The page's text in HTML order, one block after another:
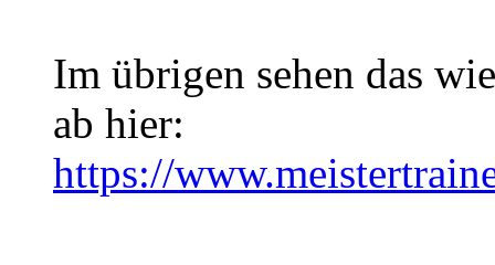
Im übrigen sehen das
ab hier:
https://